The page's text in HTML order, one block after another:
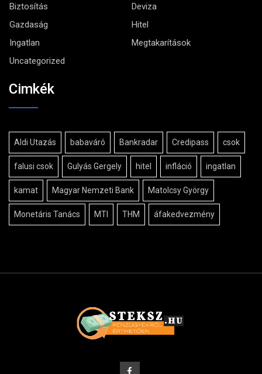
Biztosítás
Deviza
Gazdaság
Hitel
Ingatlan
Megtakarítások
Uncategorized
Cimkék
Aldi Utazás babaváró Bankradar Credipass csok
falusi csok Gulyás Gergely hitel infláció ingatlan
kamat Magyar Nemzeti Bank Matolcsy György
Monetáris Tanács MTI THM áfakedvezmény